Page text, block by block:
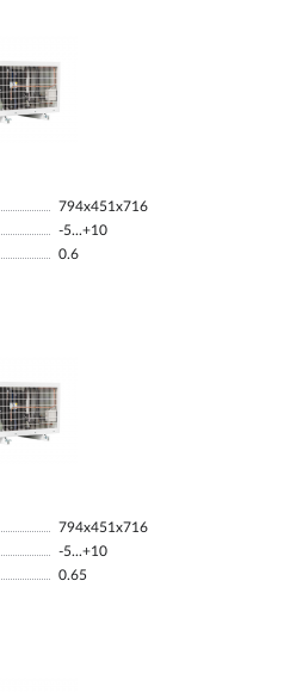
794x451x716
-5...+10
0.6
794x451x716
-5...+10
0.65